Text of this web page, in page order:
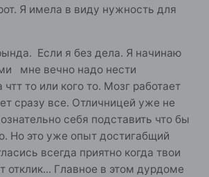
могу ))) И оч люблю, когда сама
- её приятнее исправлять )
Я долго шла к тому, чтобы
с делом... и не
плохо.
))) И если бы ты знала мою
точно такого не сказала бы )))
не с рождения строгали под то,
я абсолютно точно не
Я имела в виду нужность для
Если я без дела. Я начинаю
мне вечно надо нести
чтт то или кого то. Мозг работает
сразу все. Отличницей уже не
себя подставить что бы
Но это уже опыт достигабщий
всегда приятно когда твои
отклик... Главное в этом дурдоме